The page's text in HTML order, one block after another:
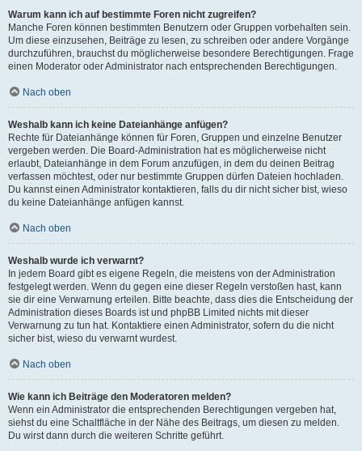
Warum kann ich auf bestimmte Foren nicht zugreifen?
Manche Foren können bestimmten Benutzern oder Gruppen vorbehalten sein.
Um diese einzusehen, Beiträge zu lesen, zu schreiben oder andere Vorgänge
durchzuführen, brauchst du möglicherweise besondere Berechtigungen. Frage
einen Moderator oder Administrator nach entsprechenden Berechtigungen.
Nach oben
Weshalb kann ich keine Dateianhänge anfügen?
Rechte für Dateianhänge können für Foren, Gruppen und einzelne Benutzer
vergeben werden. Die Board-Administration hat es möglicherweise nicht
erlaubt, Dateianhänge in dem Forum anzufügen, in dem du deinen Beitrag
verfassen möchtest, oder nur bestimmte Gruppen dürfen Dateien hochladen.
Du kannst einen Administrator kontaktieren, falls du dir nicht sicher bist, wieso
du keine Dateianhänge anfügen kannst.
Nach oben
Weshalb wurde ich verwarnt?
In jedem Board gibt es eigene Regeln, die meistens von der Administration
festgelegt werden. Wenn du gegen eine dieser Regeln verstoßen hast, kann
sie dir eine Verwarnung erteilen. Bitte beachte, dass dies die Entscheidung der
Administration dieses Boards ist und phpBB Limited nichts mit dieser
Verwarnung zu tun hat. Kontaktiere einen Administrator, sofern du die nicht
sicher bist, wieso du verwarnt wurdest.
Nach oben
Wie kann ich Beiträge den Moderatoren melden?
Wenn ein Administrator die entsprechenden Berechtigungen vergeben hat,
siehst du eine Schaltfläche in der Nähe des Beitrags, um diesen zu melden.
Du wirst dann durch die weiteren Schritte geführt.